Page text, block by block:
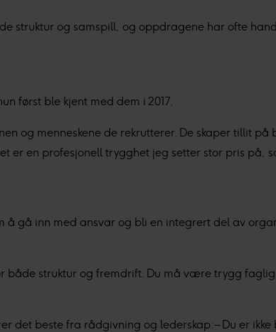
på ditt samtykke for:
struktur og samspill, og oppdragene har ofte
først ble kjent med dem i 2017.
og menneskene de rekrutterer. De skaper tillit på
er en profesjonell trygghet jeg setter stor pris på,
å gå inn med ansvar og bli en integrert del av
både struktur og fremdrift. Du må være trygg
det beste fra rådgivning og lederskap: – Du er